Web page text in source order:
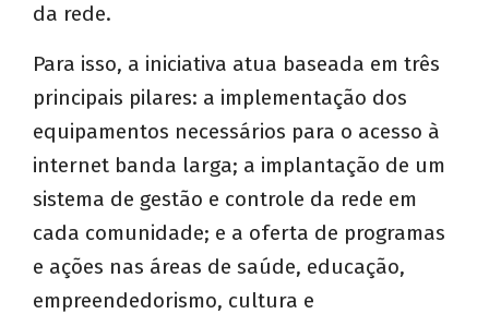
da rede.
Para isso, a iniciativa atua baseada em três
principais pilares: a implementação dos
equipamentos necessários para o acesso à
internet banda larga; a implantação de um
sistema de gestão e controle da rede em
cada comunidade; e a oferta de programas
e ações nas áreas de saúde, educação,
empreendedorismo, cultura e